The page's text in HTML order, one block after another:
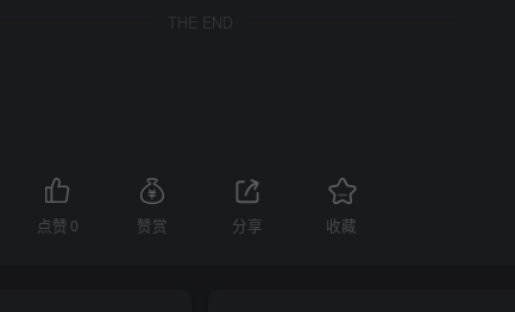
THE END
点赞 0 赞赏 分享 收藏